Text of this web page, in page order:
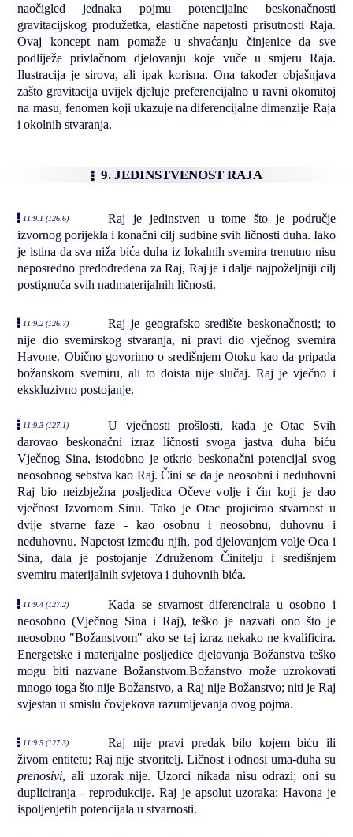
naočigled jednaka pojmu potencijalne beskonačnosti
gravitacijskog produžetka, elastične napetosti prisutnosti Raja.
Ovaj koncept nam pomaže u shvaćanju činjenice da sve
podliježe privlačnom djelovanju koje vuče u smjeru Raja.
Ilustracija je sirova, ali ipak korisna. Ona također objašnjava
zašto gravitacija uvijek djeluje preferencijalno u ravni okomitoj
na masu, fenomen koji ukazuje na diferencijalne dimenzije Raja
i okolnih stvaranja.
9. JEDINSTVENOST RAJA
11:9.1 (126.6)
Raj je jedinstven u tome što je područje
izvornog porijekla i konačni cilj sudbine svih ličnosti duha. Iako
je istina da sva niža bića duha iz lokalnih svemira trenutno nisu
neposredno predodređena za Raj, Raj je i dalje najpoželjniji cilj
postignuća svih nadmaterijalnih ličnosti.
11:9.2 (126.7)
Raj je geografsko središte beskonačnosti; to
nije dio svemirskog stvaranja, ni pravi dio vječnog svemira
Havone. Obično govorimo o središnjem Otoku kao da pripada
božanskom svemiru, ali to doista nije slučaj. Raj je vječno i
ekskluzivno postojanje.
11:9.3 (127.1)
U vječnosti prošlosti, kada je Otac Svih
darovao beskonačni izraz ličnosti svoga jastva duha biću
Vječnog Sina, istodobno je otkrio beskonačni potencijal svog
neosobnog sebstva kao Raj. Čini se da je neosobni i neduhovni
Raj bio neizbježna posljedica Očeve volje i čin koji je dao
vječnost Izvornom Sinu. Tako je Otac projicirao stvarnost u
dvije stvarne faze - kao osobnu i neosobnu, duhovnu i
neduhovnu. Napetost između njih, pod djelovanjem volje Oca i
Sina, dala je postojanje Združenom Činitelju i središnjem
svemiru materijalnih svjetova i duhovnih bića.
11:9.4 (127.2)
Kada se stvarnost diferencirala u osobno i
neosobno (Vječnog Sina i Raj), teško je nazvati ono što je
neosobno "Božanstvom" ako se taj izraz nekako ne kvalificira.
Energetske i materijalne posljedice djelovanja Božanstva teško
mogu biti nazvane Božanstvom.Božanstvo može uzrokovati
mnogo toga što nije Božanstvo, a Raj nije Božanstvo; niti je Raj
svjestan u smislu čovjekova razumijevanja ovog pojma.
11:9.5 (127.3)
Raj nije pravi predak bilo kojem biću ili
živom entitetu; Raj nije stvoritelj. Ličnost i odnosi uma-duha su
prenosivi, ali uzorak nije. Uzorci nikada nisu odrazi; oni su
dupliciranja - reprodukcije. Raj je apsolut uzoraka; Havona je
ispoljenjetih potencijala u stvarnosti.